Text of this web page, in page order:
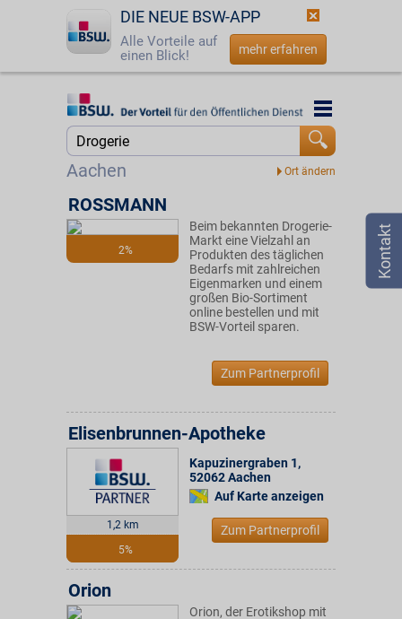
DIE NEUE BSW-APP
Alle Vorteile auf
einen Blick!
mehr erfahren
Startseite
Jetzt BSW-Mitglied werden
☎ 0800 - 279 25 82
Aachen
Startseite
2%
ROSSMANN
Beim bekannten Drogerie-
Markt eine Vielzahl an
Produkten des täglichen
Bedarfs mit zahlreichen
Eigenmarken und einem
großen Bio-Sortiment
online bestellen und mit
BSW-Vorteil sparen.
Zum Partnerprofil
1,2 km
5%
Elisenbrunnen-Apotheke
Kapuzinergraben 1,
52062Aachen
Auf Karte anzeigen
Zum Partnerprofil
Orion
Orion, der Erotikshop mit